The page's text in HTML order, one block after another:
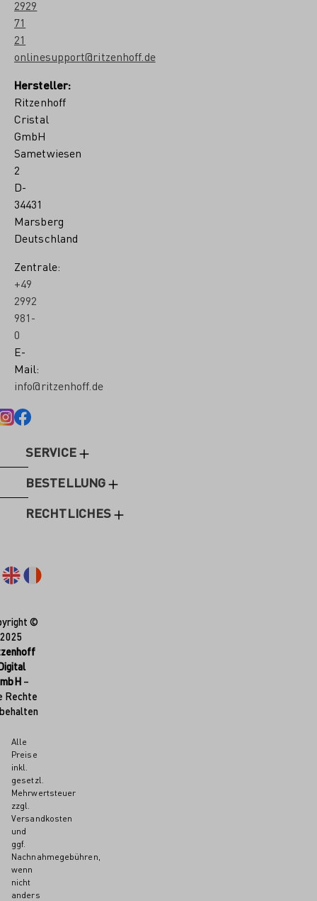
2929
71
21
onlinesupport@ritzenhoff.de
Hersteller:
Ritzenhoff
Cristal
GmbH
Sametwiesen
2
D-
34431
Marsberg
Deutschland
Zentrale:
+49
2992
981-
0
E-
Mail:
info@ritzenhoff.de
SERVICE
BESTELLUNG
RECHTLICHES
©
2025
–
Rechte
Alle
Preise
inkl.
gesetzl.
Mehrwertsteuer
zzgl.
Versandkosten
und
ggf.
Nachnahmegebühren,
wenn
nicht
anders